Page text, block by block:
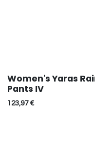
Women's Yaras
Pants IV
123,97€